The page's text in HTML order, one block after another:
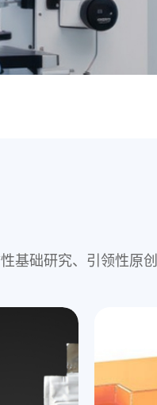
基础研究、引领性原
宇钠电在储能和低速电动
全周期寿命成本优势强、低
锂离子电池